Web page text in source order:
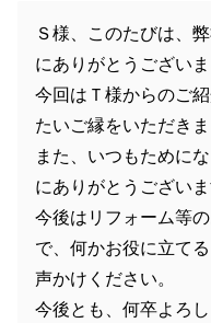
Ｓ様、このたびは、
にありがとうございま
今回はＴ様からのご
たいご縁をいただきま
また、いつもために
にありがとうございま
今後はリフォーム等
で、何かお役に立て
声かけください。
今後とも、何卒よろ